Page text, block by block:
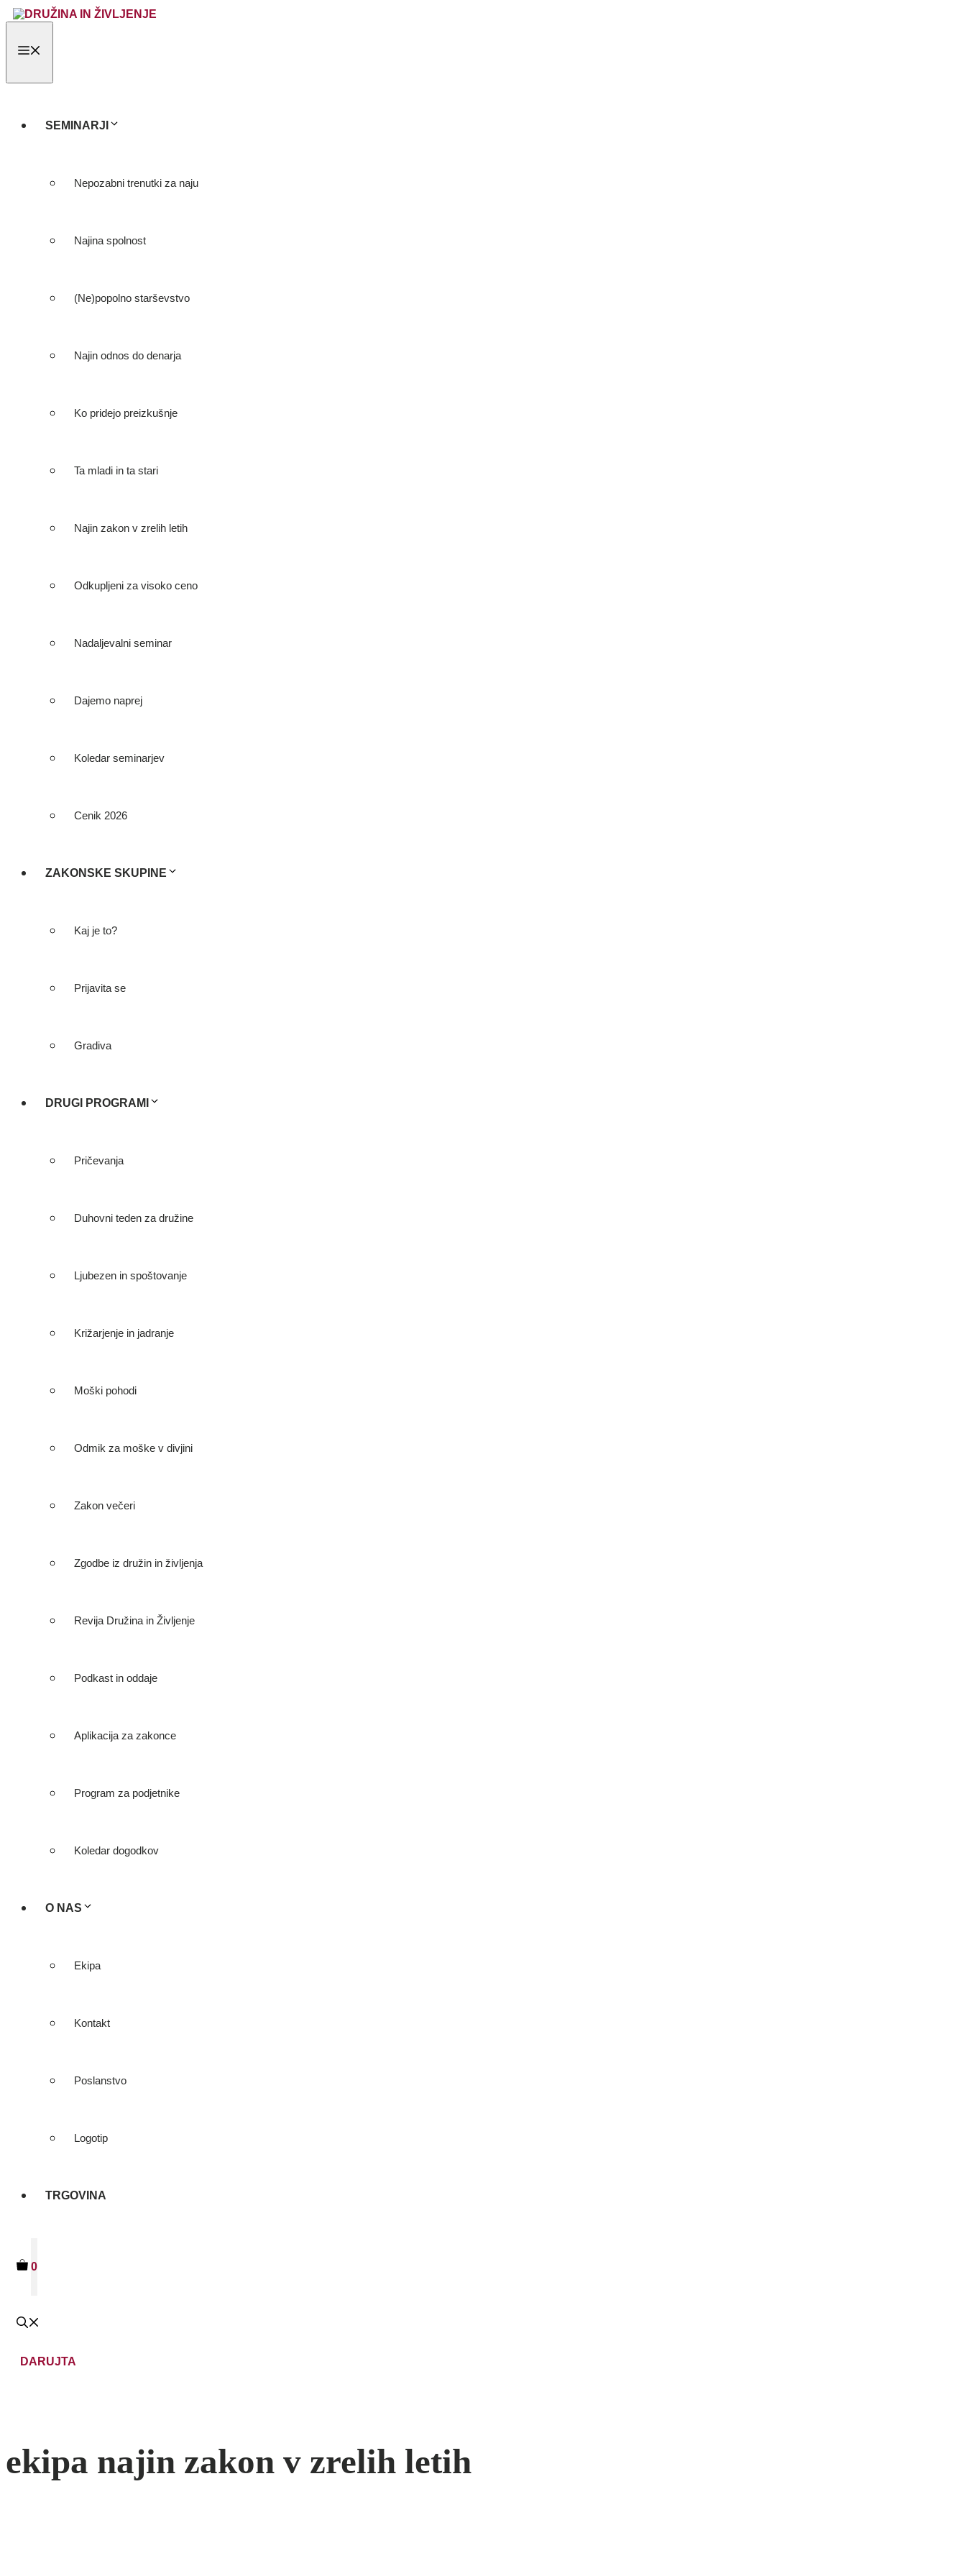
Skip
to
content
SEMINARJI
Nepozabni trenutki za naju
Najina spolnost
(Ne)popolno starševstvo
Najin odnos do denarja
Ko pridejo preizkušnje
Ta mladi in ta stari
Najin zakon v zrelih letih
Odkupljeni za visoko ceno
Nadaljevalni seminar
Dajemo naprej
Koledar seminarjev
Cenik 2026
ZAKONSKE SKUPINE
Kaj je to?
Prijavita se
Gradiva
DRUGI PROGRAMI
Pričevanja
Duhovni teden za družine
Ljubezen in spoštovanje
Križarjenje in jadranje
Moški pohodi
Odmik za moške v divjini
Zakon večeri
Zgodbe iz družin in življenja
Revija Družina in Življenje
Podkast in oddaje
Aplikacija za zakonce
Program za podjetnike
Koledar dogodkov
O NAS
Ekipa
Kontakt
Poslanstvo
Logotip
TRGOVINA
0
DARUJTA
ekipa najin zakon v zrelih letih